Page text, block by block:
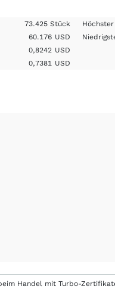
73.425 Stück
60.176 USD
0,8242 USD
0,7381 USD
Handel mit Turbo-